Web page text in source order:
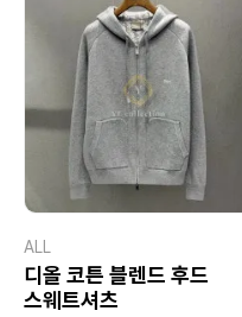
ALL
디올 코튼 블렌드 후드
스웨트셔츠